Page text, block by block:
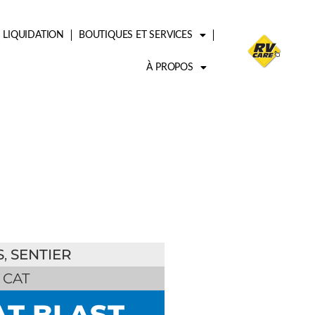
LIQUIDATION BOUTIQUES ET SERVICES
À PROPOS
, SENTIER